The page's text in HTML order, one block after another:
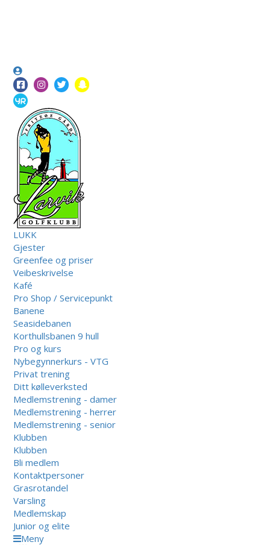
LUKK
Gjester
Greenfee og priser
Veibeskrivelse
Kafé
Pro Shop / Servicepunkt
Banene
Seasidebanen
Korthullsbanen 9 hull
Pro og kurs
Nybegynnerkurs - VTG
Privat trening
Ditt kølleverksted
Medlemstrening - damer
Medlemstrening - herrer
Medlemstrening - senior
Klubben
Klubben
Bli medlem
Kontaktpersoner
Grasrotandel
Varsling
Medlemskap
Junior og elite
Meny